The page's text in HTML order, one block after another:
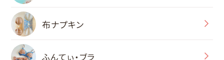
布ナプキン
ふんてぃ・ブラ